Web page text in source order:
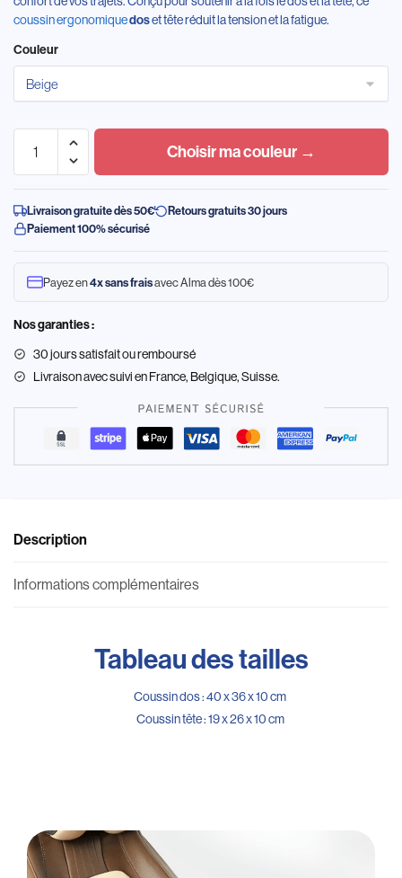
coussin ergonomiquedoset tête réduit la tension et la fatigue.
Couleur
Choisir ma couleur →
Livraison gratuite dès 50€
Retours gratuits 30 jours
Paiement 100% sécurisé
Payez en4x sans fraisavec Alma dès 100€
Nos garanties :
30 jours satisfait ou remboursé
Livraisonavec suivi en France, Belgique, Suisse.
Description
Informations complémentaires
Tableau des tailles
Coussin dos : 40 x 36 x 10 cm
Coussin tête : 19 x 26 x 10 cm